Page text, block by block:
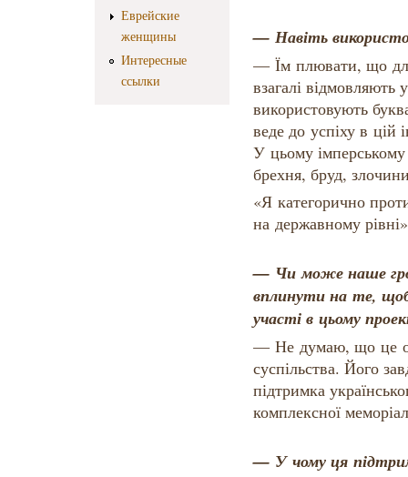
Еврейские
женщины
Интересные
ссылки
— Навіть
— Їм плювати, що
взагалі
використовують
веде до успіху в цій
У цьому імперському
брехня, бруд,
«Я категорично
на державному
— Чи може наше
вплинути на те, щоб
участі в цьому
— Не думаю, що це
суспільства. Його
підтримка
комплексної
— У чому ця